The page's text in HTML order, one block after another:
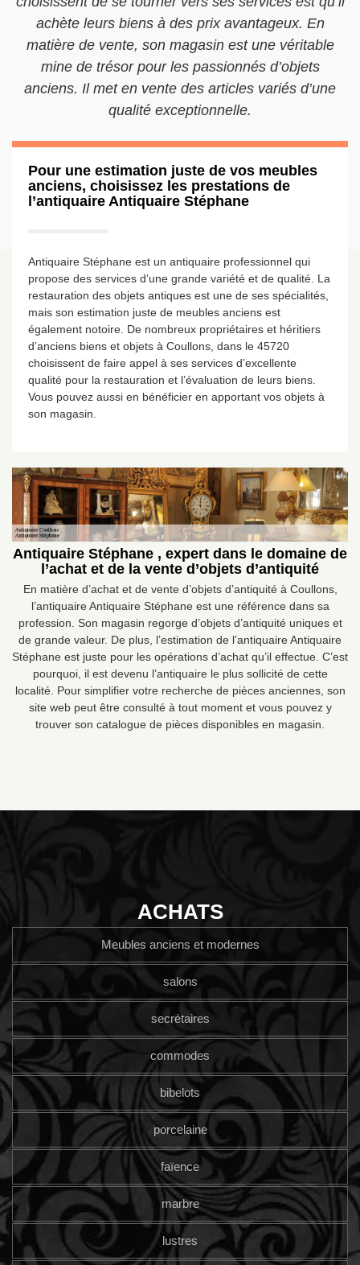
achète leurs biens à des prix avantageux. En
matière de vente, son magasin est une véritable
mine de trésor pour les passionnés d’objets
anciens. Il met en vente des articles variés d’une
qualité exceptionnelle.
Pour une estimation juste de vos meubles
anciens, choisissez les prestations de
l’antiquaire Antiquaire Stéphane
Antiquaire Stéphane est un antiquaire professionnel qui
propose des services d’une grande variété et de qualité. La
restauration des objets antiques est une de ses spécialités,
mais son estimation juste de meubles anciens est
également notoire. De nombreux propriétaires et héritiers
d’anciens biens et objets à Coullons, dans le 45720
choisissent de faire appel à ses services d’excellente
qualité pour la restauration et l’évaluation de leurs biens.
Vous pouvez aussi en bénéficier en apportant vos objets à
son magasin.
Antiquaire Stéphane , expert dans le domaine de
l’achat et de la vente d’objets d’antiquité
En matière d’achat et de vente d’objets d’antiquité à Coullons,
l’antiquaire Antiquaire Stéphane est une référence dans sa
profession. Son magasin regorge d’objets d’antiquité uniques et
de grande valeur. De plus, l’estimation de l’antiquaire Antiquaire
Stéphane est juste pour les opérations d’achat qu’il effectue. C’est
pourquoi, il est devenu l’antiquaire le plus sollicité de cette
localité. Pour simplifier votre recherche de pièces anciennes, son
site web peut être consulté à tout moment et vous pouvez y
trouver son catalogue de pièces disponibles en magasin.
ACHATS
Meubles anciens et modernes
salons
secrétaires
commodes
bibelots
porcelaine
faïence
marbre
lustres